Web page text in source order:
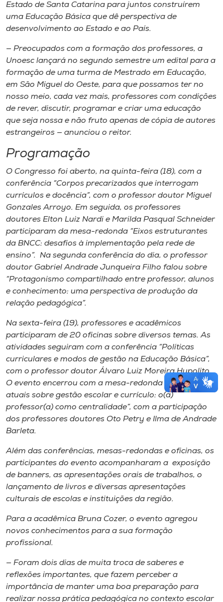
Estado de Santa Catarina para juntos construírem
uma Educação Básica que dê perspectiva de
desenvolvimento ao Estado e ao País.
— Preocupados com a formação dos professores, a
Unoesc lançará no segundo semestre um edital para a
formação de uma turma de Mestrado em Educação,
em São Miguel do Oeste, para que possamos ter no
nosso meio, cada vez mais, professores com condições
de rever, discutir, programar e criar uma educação
que seja nossa e não fruto apenas de cópia de autores
estrangeiros — anunciou o reitor.
Programação
O Congresso foi aberto, na quinta-feira (18), com a
conferência “Corpos precarizados que interrogam
currículos e docência”, com o professor doutor Miguel
Gonzales Arroyo. Em seguida, os professores
doutores Elton Luiz Nardi e Marilda Pasqual Schneider
participaram da mesa-redonda “Eixos estruturantes
da BNCC: desafios à implementação pela rede de
ensino”. Na segunda conferência do dia, o professor
doutor Gabriel Andrade Junqueira Filho falou sobre
“Protagonismo compartilhado entre professor, alunos
e conhecimento: uma perspectiva de produção da
relação pedagógica”.
Na sexta-feira (19), professores e acadêmicos
participaram de 20 oficinas sobre diversos temas. As
atividades seguiram com a conferência “Políticas
curriculares e modos de gestão na Educação Básica”,
com o professor doutor Álvaro Luiz Moreira Hypolito.
O evento encerrou com a mesa-redonda “Questões
atuais sobre gestão escolar e currículo: o(a)
professor(a) como centralidade”, com a participação
dos professores doutores Oto Petry e Ilma de Andrade
Barleta.
Além das conferências, mesas-redondas e oficinas, os
participantes do evento acompanharam a exposição
de banners, as apresentações orais de trabalhos, o
lançamento de livros e diversas apresentações
culturais de escolas e instituições da região.
Para a acadêmica Bruna Cozer, o evento agregou
novos conhecimentos para a sua formação
profissional.
— Foram dois dias de muita troca de saberes e
reflexões importantes, que fazem perceber a
importância de manter uma boa preparação para
realizar nossa prática pedagógica no contexto escolar